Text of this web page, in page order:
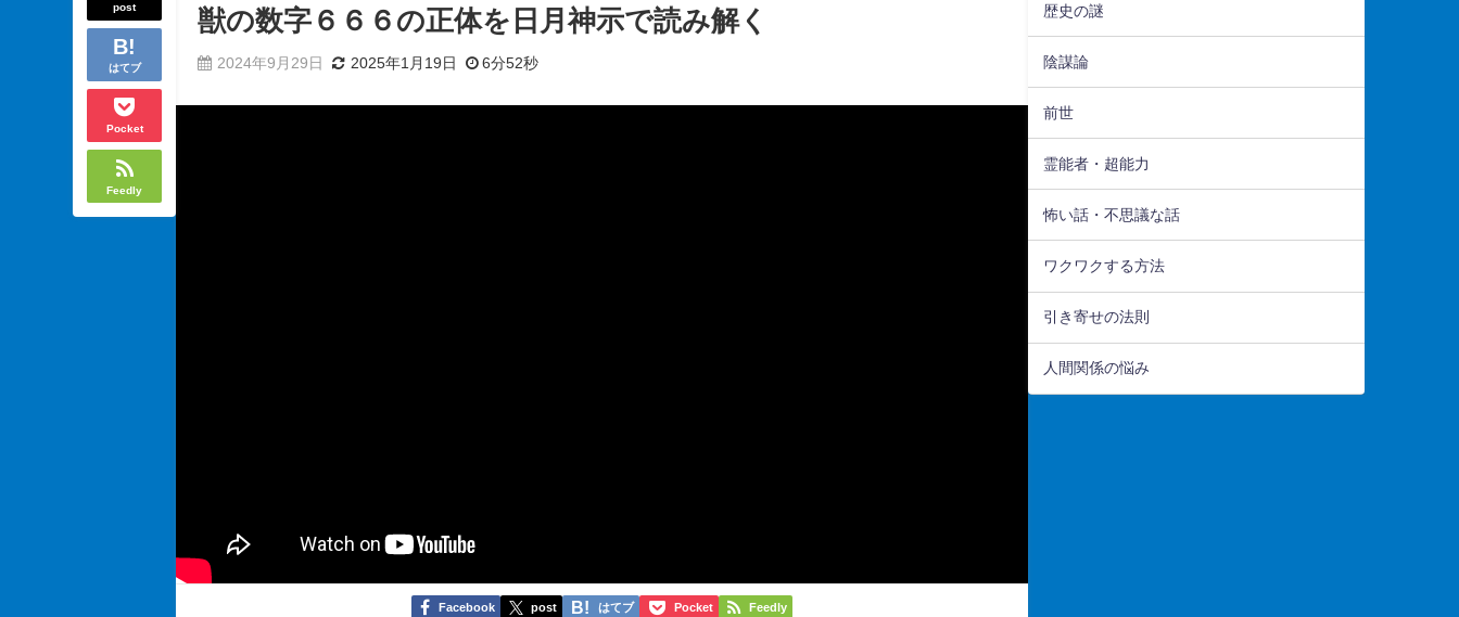
post
はてブ
Pocket
Feedly
獣の数字６６６の正体を日月神示で読み解く
2024年9月29日 2025年1月19日 6分52秒
Facebook post はてブ Pocket Feedly
歴史の謎
陰謀論
前世
霊能者・超能力
怖い話・不思議な話
ワクワクする方法
引き寄せの法則
人間関係の悩み